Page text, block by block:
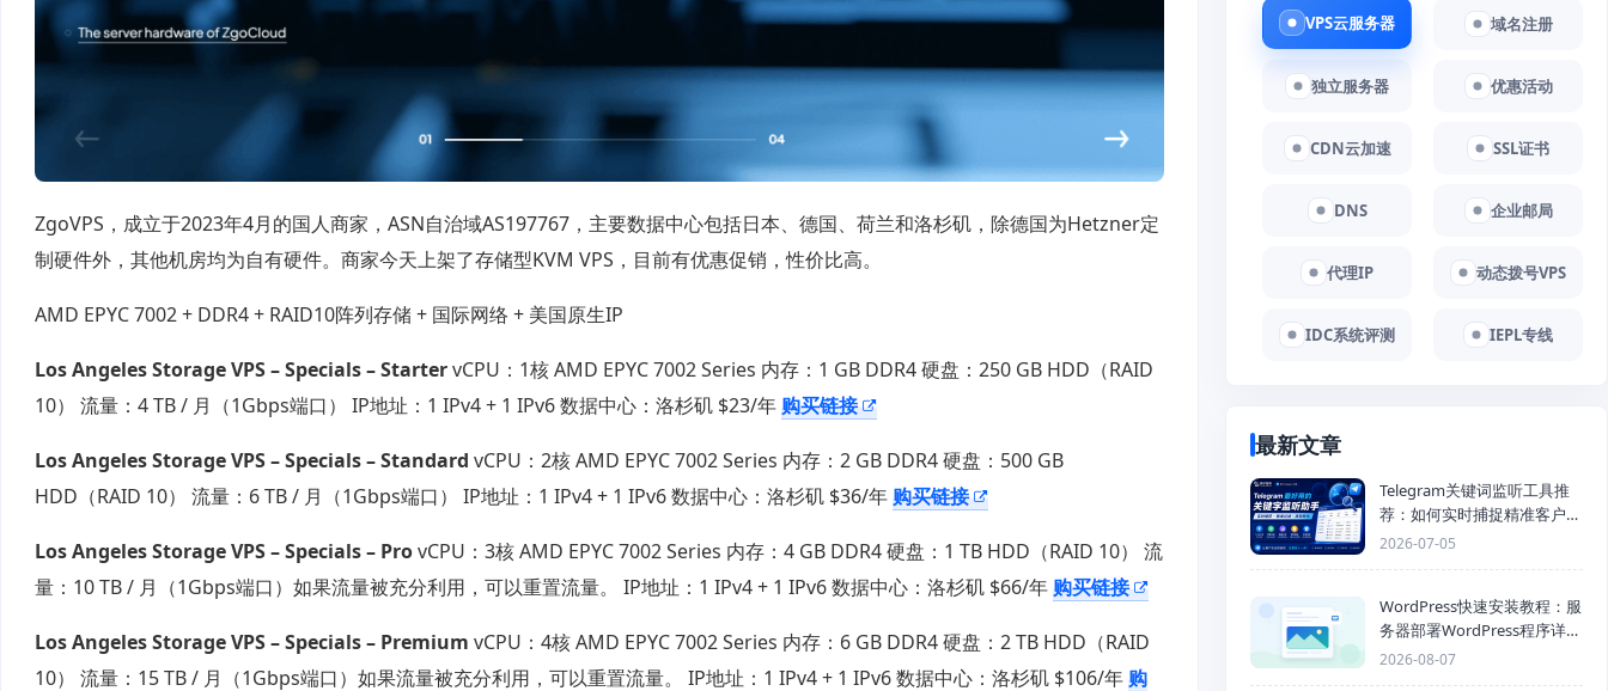
ZgoVPS，成立于2023年4月的国人商家，ASN自治域AS197767，主要数据中心包括日本、德国、荷兰和洛杉矶，除德国为Hetzner定
制硬件外，其他机房均为自有硬件。商家今天上架了存储型KVM VPS，目前有优惠促销，性价比高。
AMD EPYC 7002 + DDR4 + RAID10阵列存储 + 国际网络 + 美国原生IP
Los Angeles Storage VPS – Specials – StartervCPU：1核 AMD EPYC 7002 Series 内存：1 GB DDR4 硬盘：250 GB HDD（RAID
10） 流量：4 TB / 月（1Gbps端口） IP地址：1 IPv4 + 1 IPv6 数据中心：洛杉矶 $23/年购买链接
Los Angeles Storage VPS – Specials – Standard vCPU：2核 AMD EPYC 7002 Series 内存：2 GB DDR4 硬盘：500 GB
HDD（RAID 10） 流量：6 TB / 月（1Gbps端口） IP地址：1 IPv4 + 1 IPv6 数据中心：洛杉矶 $36/年购买链接
Los Angeles Storage VPS – Specials – ProvCPU：3核 AMD EPYC 7002 Series 内存：4 GB DDR4 硬盘：1 TB HDD（RAID 10） 流
量：10 TB / 月（1Gbps端口）如果流量被充分利用，可以重置流量。 IP地址：1 IPv4 + 1 IPv6 数据中心：洛杉矶 $66/年购买链接
Los Angeles Storage VPS – Specials – Premium vCPU：4核 AMD EPYC 7002 Series 内存：6 GB DDR4 硬盘：2 TB HDD（RAID
10） 流量：15 TB / 月（1Gbps端口）如果流量被充分利用，可以重置流量。 IP地址：1 IPv4 + 1 IPv6 数据中心：洛杉矶 $106/年购
VPS云服务器 域名注册
独立服务器 优惠活动
CDN云加速 SSL证书
DNS 企业邮局
代理IP 动态拨号VPS
IDC系统评测 IEPL专线
最新文章
Telegram关键词监听工具推
荐：如何实时捕捉精准客户，
提高获客效率？
2026-07-05
WordPress快速安装教程：服
务器部署WordPress程序详细
步骤
2026-08-07